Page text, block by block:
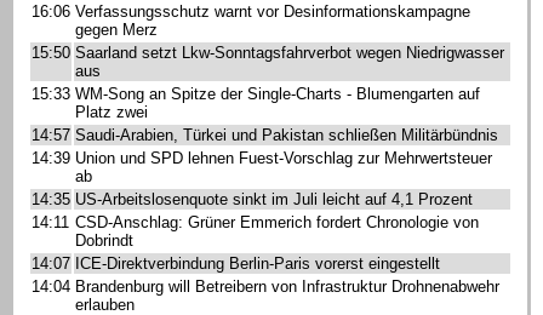
16:06 Verfassungsschutz warnt vor Desinformationskampagne
gegen Merz
15:50 Saarland setzt Lkw-Sonntagsfahrverbot wegen Niedrigwasser
aus
15:33 WM-Song an Spitze der Single-Charts - Blumengarten auf
Platz zwei
14:57 Saudi-Arabien, Türkei und Pakistan schließen Militärbündnis
14:39 Union und SPD lehnen Fuest-Vorschlag zur Mehrwertsteuer
ab
14:35 US-Arbeitslosenquote sinkt im Juli leicht auf 4,1 Prozent
14:11 CSD-Anschlag: Grüner Emmerich fordert Chronologie von
Dobrindt
14:07 ICE-Direktverbindung Berlin-Paris vorerst eingestellt
14:04 Brandenburg will Betreibern von Infrastruktur Drohnenabwehr
erlauben